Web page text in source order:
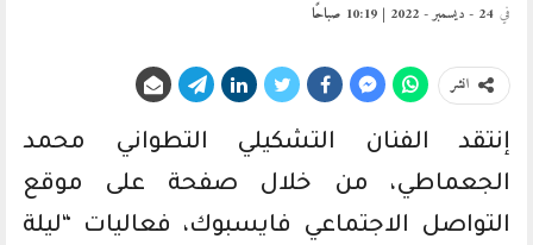
في 24 - ديسمبر - 2022 | 10:19 صباحًا
انشر
إنتقد الفنان التشكيلي التطواني محمد
الجعماطي، من خلال صفحة على موقع
التواصل الاجتماعي فايسبوك، فعاليات “ليلة